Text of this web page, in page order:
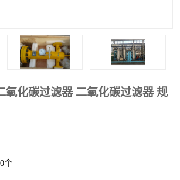
氧化碳过滤器 二氧化碳过滤器 规
个